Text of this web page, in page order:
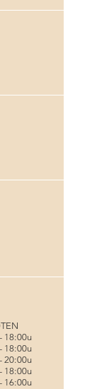
18:00u
18:00u
20:00u
18:00u
16:00u